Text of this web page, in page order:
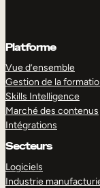
Platforme
Vue d’ensemble
Gestion de la
Skills Intelligence
Marché des contenus
Intégrations
Secteurs
Logiciels
Industrie